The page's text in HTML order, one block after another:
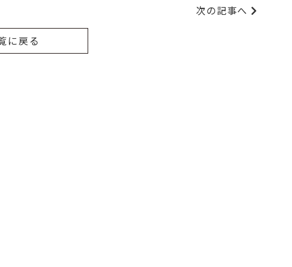
次の記事へ
に戻る